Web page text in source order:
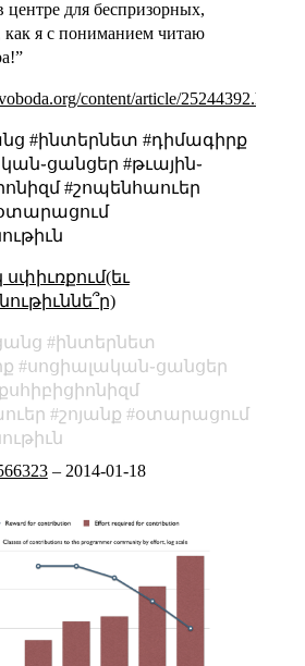
центре для беспризорных,
как я с пониманием читаю
content/article/25244392.html
#ինտերնետ #դիմագիրք
#թւային֊
#շոպենհաուեր
ինտերնետ
սոցիալական֊ցանցեր
շոյանք
օտարացում
– 2014-01-18